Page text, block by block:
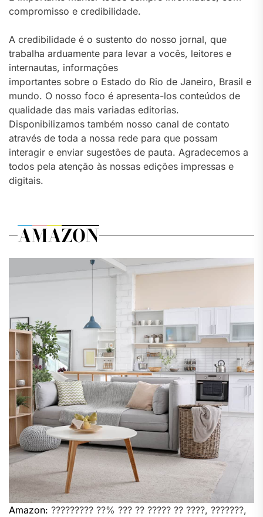
compromisso e credibilidade.
A credibilidade é o sustento do nosso jornal, que
trabalha arduamente para levar a vocês, leitores e
internautas, informações
importantes sobre o Estado do Rio de Janeiro, Brasil e
mundo. O nosso foco é apresenta-los conteúdos de
qualidade das mais variadas editorias.
Disponibilizamos também nosso canal de contato
através de toda a nossa rede para que possam
interagir e enviar sugestões de pauta. Agradecemos a
todos pela atenção às nossas edições impressas e
digitais.
AMAZON
Amazon: ????????? ??% ??? ?? ????? ?? ????, ???????,